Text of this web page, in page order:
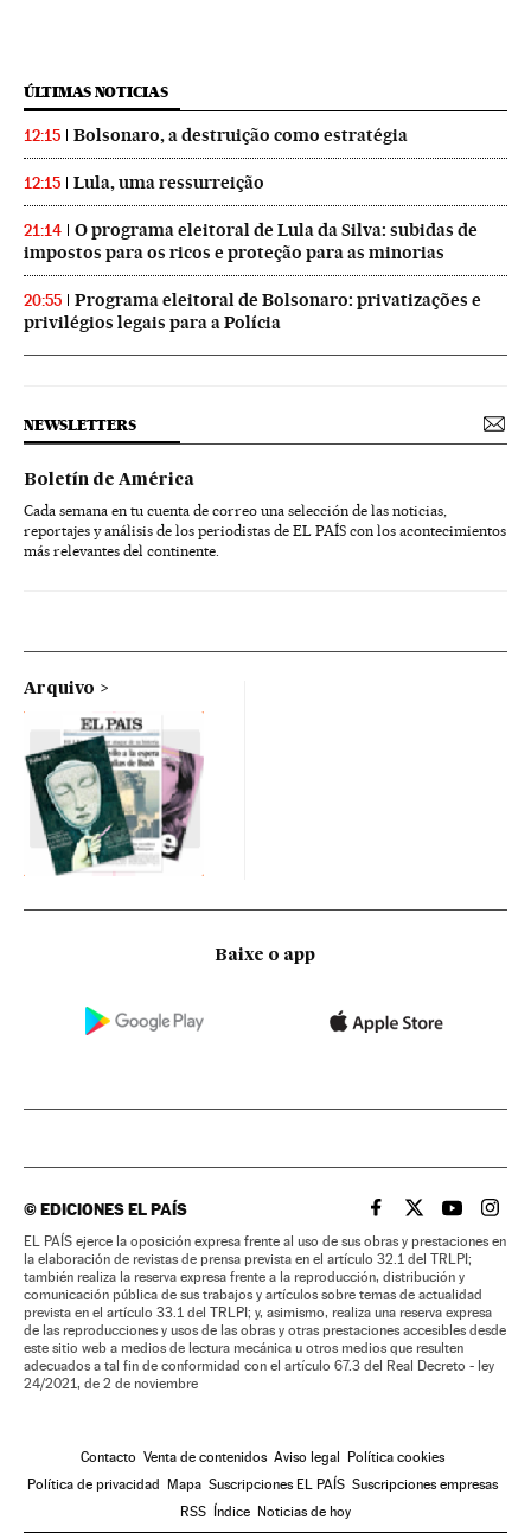
ÚLTIMAS NOTICIAS
12:15 Bolsonaro, a destruição como estratégia
12:15 Lula, uma ressurreição
21:14
O programa eleitoral de Lula da Silva: subidas de
impostos para os ricos e proteção para as minorias
20:55
Programa eleitoral de Bolsonaro: privatizações e
privilégios legais para a Polícia
NEWSLETTERS
Boletín de América
Cada semana en tu cuenta de correo una selección de las noticias,
reportajes y análisis de los periodistas de EL PAÍS con los acontecimientos
más relevantes del continente.
Arquivo
Baixe o app
©EDICIONES EL PAÍS EL PAÍS BRASIL EN
EL PAÍSEL PAÍS
EL
EL PAÍS ejerce la oposición expresa frente al uso de sus obras y prestaciones en
la elaboración de revistas de prensa prevista en el artículo 32.1 del TRLPI;
también realiza la reserva expresa frente a la reproducción, distribución y
comunicación pública de sus trabajos y artículos sobre temas de actualidad
prevista en el artículo 33.1 del TRLPI; y, asimismo, realiza una reserva expresa
de las reproducciones y usos de las obras y otras prestaciones accesibles desde
este sitio web a medios de lectura mecánica u otros medios que resulten
adecuados a tal fin de conformidad con el artículo 67.3 del Real Decreto - ley
24/2021, de 2 de noviembre
Contacto Venta de contenidos Aviso legal Política cookies
Política de privacidad Mapa Suscripciones EL PAÍS Suscripciones empresas
RSS Índice Noticias de hoy